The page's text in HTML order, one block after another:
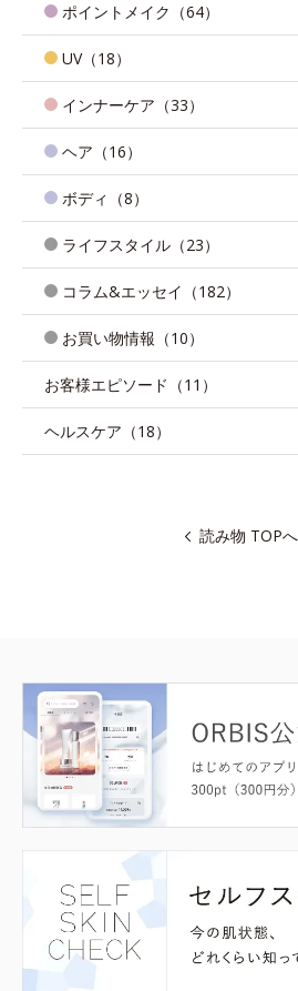
ポイントメイク（64）
UV（18）
インナーケア（33）
ヘア（16）
ボディ（8）
ライフスタイル（23）
コラム&エッセイ（182）
お買い物情報（10）
お客様エピソード（11）
ヘルスケア（18）
読み物 TOPへ